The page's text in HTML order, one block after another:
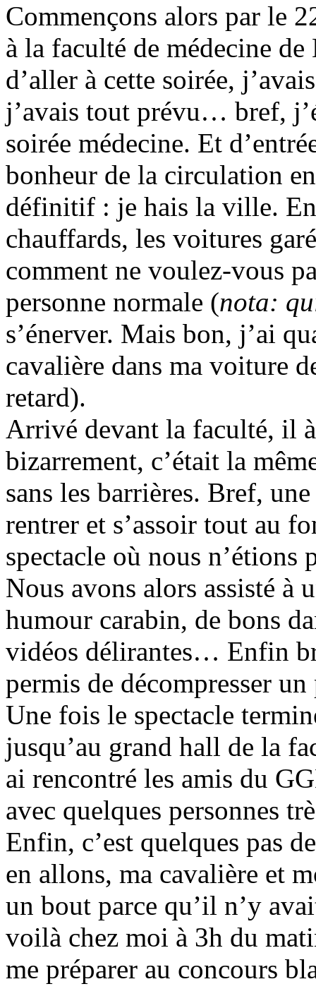
Commençons alors par le
à la faculté de médecine
d’aller à cette soirée,
j’avais tout prévu… bref,
soirée médecine. Et
bonheur de la circulation
définitif : je hais la ville.
chauffards, les voitures
comment ne voulez-vous
personne normale (nota:
s’énerver. Mais bon, j’ai
cavalière dans ma voiture
retard).
Arrivé devant la faculté, il
bizarrement, c’était la
sans les barrières. Bref,
rentrer et s’assoir tout au
spectacle où nous
Nous avons alors assisté à
humour carabin, de bons
vidéos délirantes… Enfin
permis de décompresser un
Une fois le spectacle
jusqu’au grand hall de la
ai rencontré les amis du
avec quelques personnes
Enfin, c’est quelques pas
en allons, ma cavalière et
un bout parce qu’il n’y
voilà chez moi à 3h du
me préparer au concours